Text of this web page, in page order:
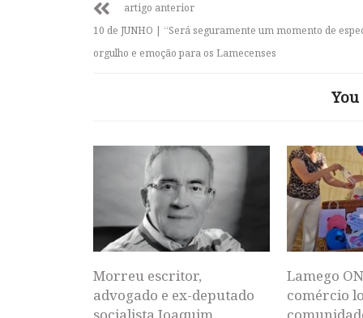
artigo anterior
10 de JUNHO | “Será seguramente um momento de
orgulho e emoção para os Lamecenses
Morreu escritor,
advogado e ex-deputado
socialista Joaquim
Lamego
comércio